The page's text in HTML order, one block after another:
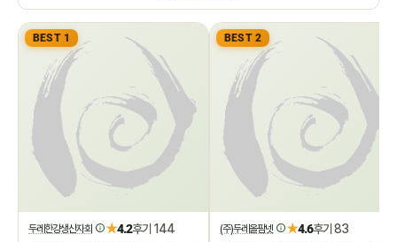
건강식품/꿀 화장품/바디헤어 특별기획
BEST 1
두레한강생산자회 ★4.2후기 144
BEST 2
(주)두레올팜넷 ★4.6후기 83